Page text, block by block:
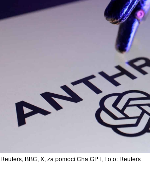
Reuters, BBC, X, za pomoci ChatGPT, Foto: Reuters